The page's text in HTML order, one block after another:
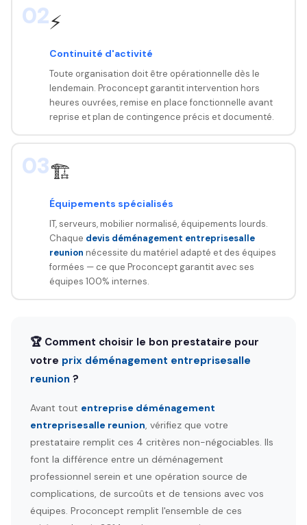
02⚡
Continuité d'activité
Toute organisation doit être opérationnelle dès le
lendemain. Proconcept garantit intervention hors
heures ouvrées, remise en place fonctionnelle avant
reprise et plan de contingence précis et documenté.
03🏗️
Équipements spécialisés
IT, serveurs, mobilier normalisé, équipements lourds.
Chaque devis déménagement entreprisesalle
reunion nécessite du matériel adapté et des équipes
formées — ce que Proconcept garantit avec ses
équipes 100% internes.
🏆 Comment choisir le bon prestataire pour
votre prix déménagement entreprisesalle
reunion ?
Avant tout entreprise déménagement
entreprisesalle reunion, vérifiez que votre
prestataire remplit ces 4 critères non-négociables. Ils
font la différence entre un déménagement
professionnel serein et une opération source de
complications, de surcoûts et de tensions avec vos
équipes. Proconcept remplit l'ensemble de ces